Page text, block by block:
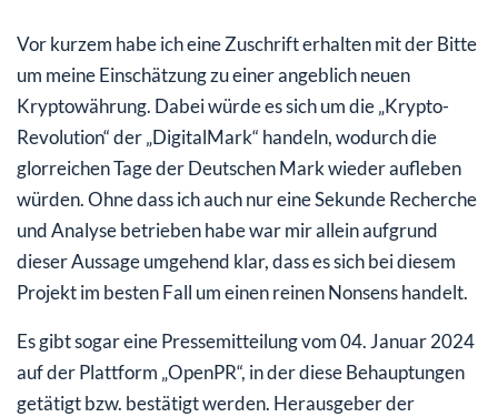
Krypto-Revolution DigitalMark? Mit Sicherheit nicht –
Finger weg von derartigem Nonsens!
Mein Fazit: Selten so viel Unsinn in komprimierter Form
Achtung vor den Krypto-Bauernfängern!
Investieren und diversifizieren Sie auf soliden Wegen in
die neue Technologie-Welt der Digitalisierung und
Tokenisierung!
Vor kurzem habe ich eine Zuschrift erhalten mit der Bitte
um meine Einschätzung zu einer angeblich neuen
Kryptowährung. Dabei würde es sich um die „Krypto-
Revolution“ der „DigitalMark“ handeln, wodurch die
glorreichen Tage der Deutschen Mark wieder aufleben
würden. Ohne dass ich auch nur eine Sekunde Recherche
und Analyse betrieben habe war mir allein aufgrund
dieser Aussage umgehend klar, dass es sich bei diesem
Projekt im besten Fall um einen reinen Nonsens handelt.
Es gibt sogar eine Pressemitteilung vom 04. Januar 2024
auf der Plattform „OpenPR“, in der diese Behauptungen
getätigt bzw. bestätigt werden. Herausgeber der